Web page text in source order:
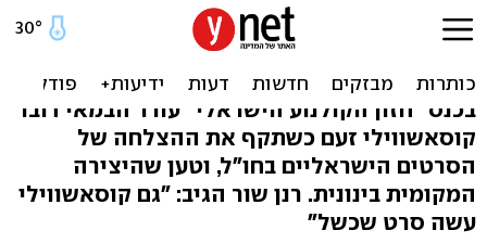
קולנוע ישראלי בחו"ל: גאווה
בכנס "חזון הקולנוע הישראלי" עורר הבמאי דובר
קוסאשווילי זעם כשתקף את ההצלחה של
הסרטים הישראליים בחו"ל, וטען שהיצירה
המקומית בינונית. רנן שור הגיב: "גם קוסאשווילי
עשה סרט שכשל"